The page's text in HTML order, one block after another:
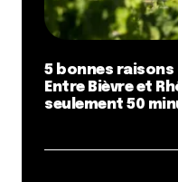
Répondre
[…] je prends exemple
plans déj’ du midi […]
Où manger une bonne
Made In LYON
Ou manger libanais à
5 bonnes raisons
Entre Bièvre et
seulement 50